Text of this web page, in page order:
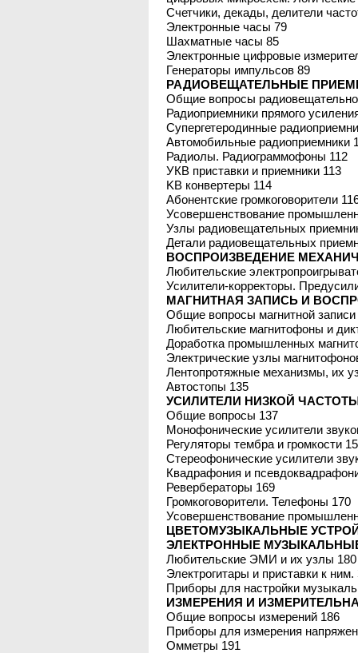
Счетчики, декады, делители
Электронные часы 79
Шахматные часы 85
Электронные цифровые
Генераторы импульсов 89
РАДИОВЕЩАТЕЛЬНЫЕ
Общие вопросы
Радиоприемники прямого
Супергетеродинные
Автомобильные радиоприемники
Радиолы. Радиограммофоны 112
УКВ приставки и приемники 113
KB конвертеры 114
Абонентские громкоговорители
Усовершенствование
Узлы радиовещательных
Детали радиовещательных
ВОСПРОИЗВЕДЕНИЕ
Любительские
Усилители-корректоры.
МАГНИТНАЯ ЗАПИСЬ И
Общие вопросы магнитной записи
Любительские магнитофоны и
Доработка промышленных
Электрические узлы
Лентопротяжные механизмы, их
Автостопы 135
УСИЛИТЕЛИ НИЗКОЙ
Общие вопросы 137
Монофонические усилители
Регуляторы тембра и громкости
Стереофонические усилители
Квадрафония и
Ревербераторы 169
Громкоговорители. Телефоны 170
Усовершенствование
ЦВЕТОМУЗЫКАЛЬНЫЕ
ЭЛЕКТРОННЫЕ
Любительские ЭМИ и их узлы 180
Электрогитары и приставки к
Приборы для настройки
ИЗМЕРЕНИЯ И
Общие вопросы измерений 186
Приборы для измерения
Омметры 191